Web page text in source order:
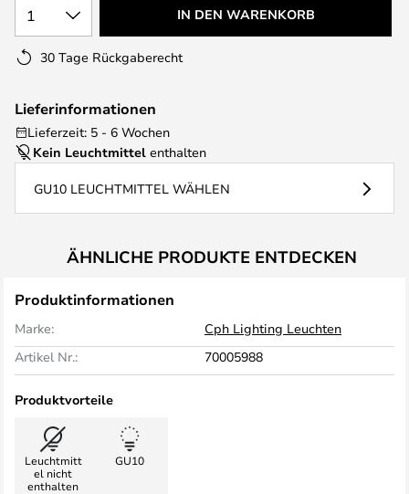
1 IN DEN WARENKORB
30 Tage Rückgaberecht
Lieferinformationen
Lieferzeit: 5 - 6 Wochen
Kein Leuchtmittel enthalten
GU10 LEUCHTMITTEL WÄHLEN
ÄHNLICHE PRODUKTE ENTDECKEN
Produktinformationen
Marke:
Cph Lighting Leuchten
Artikel Nr.:
70005988
Produktvorteile
Leuchtmitt
el nicht
enthalten
GU10